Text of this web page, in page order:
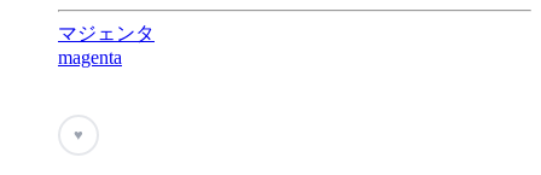
マジェンタ
magenta
♥